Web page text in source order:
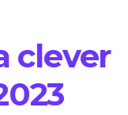
clever